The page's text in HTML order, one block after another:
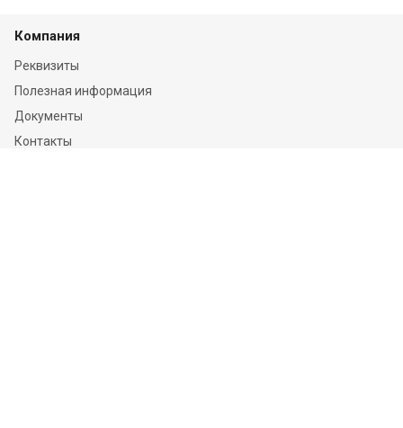
Компания
Реквизиты
Полезная информация
Документы
Контакты